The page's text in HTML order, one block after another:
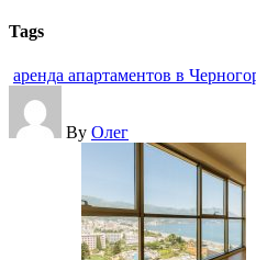
Tags
аренда апартаментов в
By Олег